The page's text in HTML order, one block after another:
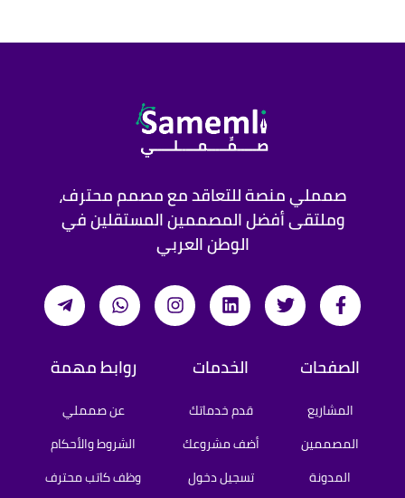
صمملي منصة للتعاقد مع مصمم محترف،
وملتقى أفضل المصممين المستقلين في
الوطن العربي
الصفحات
المشاريع
المصممين
المدونة
الخدمات
قدم خدماتك
أضف مشروعك
تسجيل دخول
روابط مهمة
عن صمملي
الشروط والأحكام
وظف كاتب محترف